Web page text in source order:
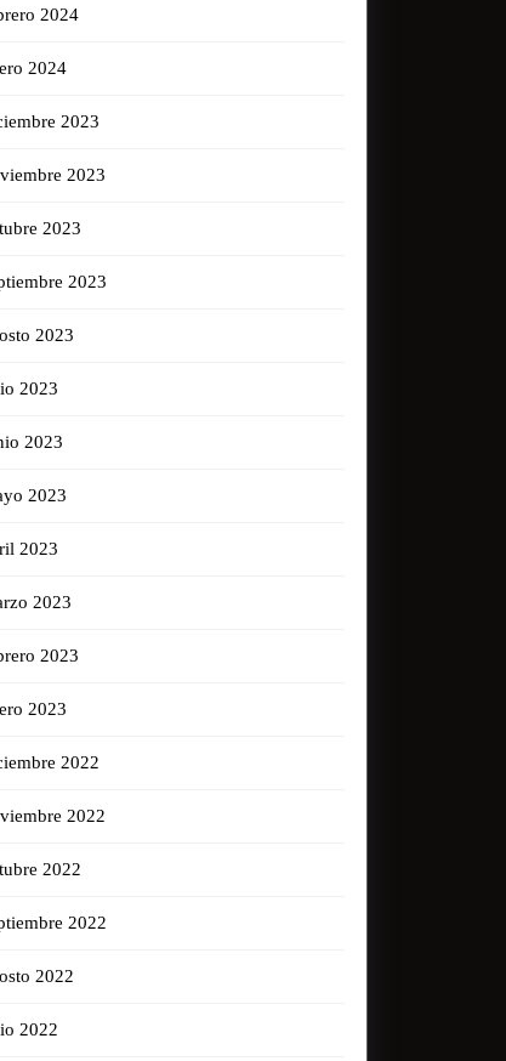
2024
2024
2023
2023
2023
2023
2023
2023
2023
2023
2023
2023
2023
2023
2022
2022
2022
2022
2022
2022